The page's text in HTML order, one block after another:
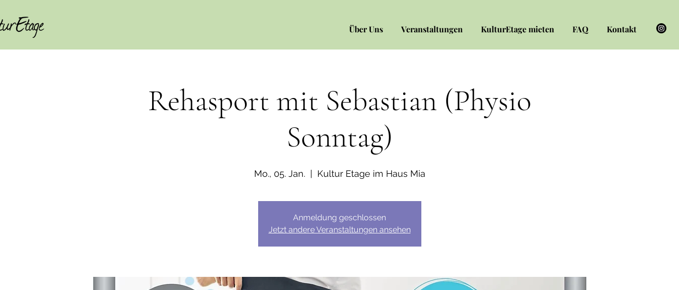
Über Uns Veranstaltungen KulturEtage mieten FAQ Kontakt
Rehasport mit Sebastian (Physio
Sonntag)
Mo., 05. Jan.
  |
Kultur Etage im Haus Mia
Anmeldung geschlossen
Jetzt andere Veranstaltungen ansehen